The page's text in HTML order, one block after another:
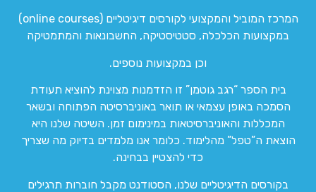
המרכז המוביל והמקצועי לקורסים דיגיטליים (online courses)
במקצועות הכלכלה, סטטיסטיקה, החשבונאות והמתמטיקה
וכן במקצועות נוספים.
בית הספר “רגב גוטמן” זו הזדמנות מצוינת להוציא תעודת
הסמכה באופן עצמאי או תואר באוניברסיטה הפתוחה ובשאר
המכללות והאוניברסיטאות במינימום זמן. השיטה שלנו היא
הוצאת ה”טפל” מהלימוד. כלומר אנו מלמדים בדיוק מה שצריך
כדי להצטיין בבחינה.
בקורסים הדיגיטליים שלנו, הסטודנט מקבל חוברות תרגילים